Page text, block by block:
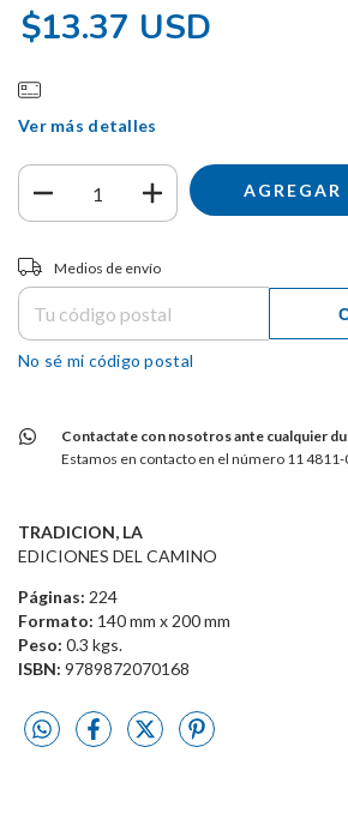
$13.37 USD
Ver más detalles
Entregas para el CP:
Medios de envío
No sé mi código postal
Contactate con nosotros ante cualquier
Estamos en contacto en el número 11 4811-
TRADICION, LA
EDICIONES DEL CAMINO
Páginas: 224
Formato: 140 mm x 200 mm
Peso: 0.3 kgs.
ISBN: 9789872070168